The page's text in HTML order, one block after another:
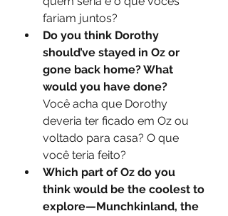
fariam juntos?
Do you think Dorothy
should’ve stayed in Oz or
gone back home? What
would you have done?
Você acha que Dorothy
deveria ter ficado em Oz ou
voltado para casa? O que
você teria feito?
Which part of Oz do you
think would be the coolest to
explore—Munchkinland, the